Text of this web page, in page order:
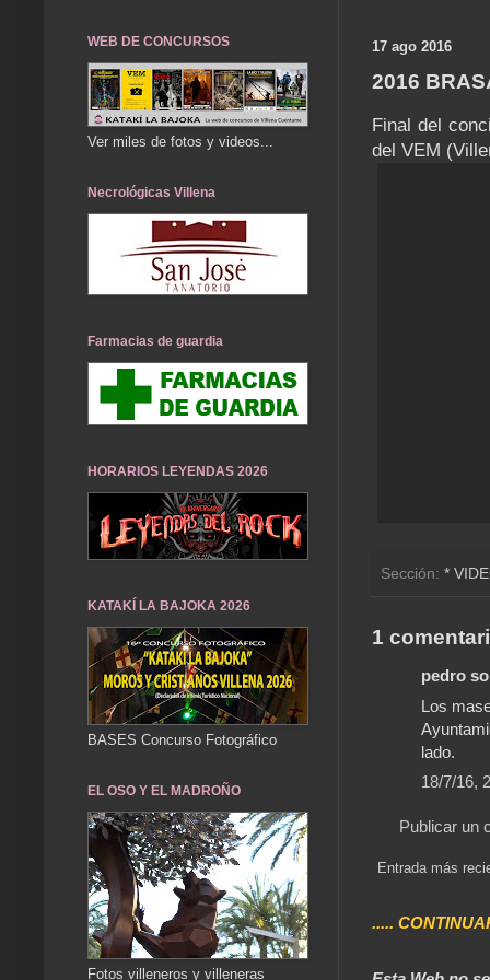
17 ago 2016
2016
Final del
del VEM
Sección: *
1
pedro
Los
lado.
18/7/16,
Publicar un
Entrada más
.....
WEB DE CONCURSOS
Ver miles de fotos y videos...
Necrológicas Villena
Farmacias de guardia
HORARIOS LEYENDAS 2026
KATAKÍ LA BAJOKA 2026
BASES Concurso Fotográfico
EL OSO Y EL MADROÑO
Fotos villeneros y villeneras